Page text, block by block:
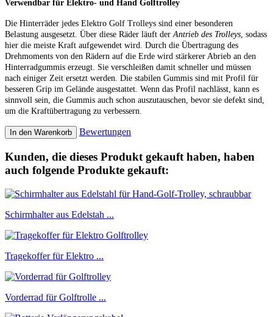
Verwendbar für Elektro- und Hand Golftrolley
Die Hinterräder jedes Elektro Golf Trolleys sind einer besonderen
Belastung ausgesetzt. Über diese Räder läuft derAntrieb des Trolleys, sodass
hier die meiste Kraft aufgewendet wird. Durch die Übertragung des
Drehmoments von den Rädern auf die Erde wird stärkerer Abrieb an den
Hinterradgummis erzeugt. Sie verschleißen damit schneller und müssen
nach einiger Zeit ersetzt werden. Die stabilen Gummis sind mit Profil für
besseren Grip im Gelände ausgestattet. Wenn das Profil nachlässt, kann es
sinnvoll sein, die Gummis auch schon auszutauschen, bevor sie defekt sind,
um die Kraftübertragung zu verbessern.
In den Warenkorb Bewertungen
Kunden, die dieses Produkt gekauft haben, haben
auch folgende Produkte gekauft:
Schirmhalter aus Edelstah ...
Tragekoffer für Elektro ...
Vorderrad für Golftrolle ...